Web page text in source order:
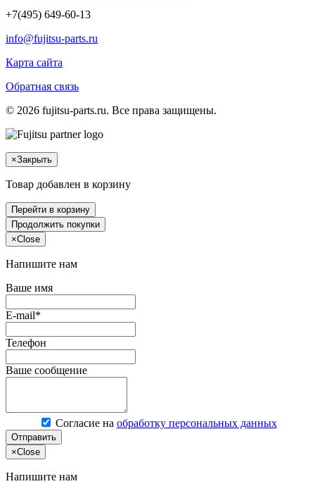
+7(495) 649-60-13
info@fujitsu-parts.ru
Карта сайта
Обратная связь
© 2026 fujitsu-parts.ru. Все права защищены.
×Закрыть
Товар добавлен в корзину
Перейти в корзину
Продолжить покупки
×Close
Напишите нам
Ваше имя
E-mail*
Телефон
Ваше сообщение
Согласие на обработку персональных данных
Отправить
×Close
Напишите нам